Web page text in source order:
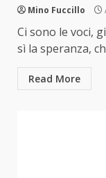
Mino Fuccillo
Ci sono le voci,
sì la speranza,
Read More